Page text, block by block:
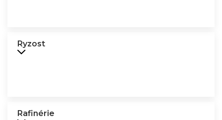
Ryzost
Rafinérie